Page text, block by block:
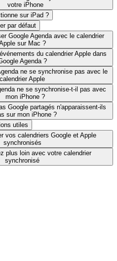
votre iPhone
sur iPad ?
par défaut
Google Agenda avec le calendrier
sur Mac ?
du calendrier Apple dans
Agenda ?
ne se synchronise pas avec le
calendrier Apple
ne se synchronise-t-il pas avec
mon iPhone ?
Google partagés n'apparaissent-ils
sur mon iPhone ?
utiles
vos calendriers Google et Apple
synchronisés
plus loin avec votre calendrier
synchronisé